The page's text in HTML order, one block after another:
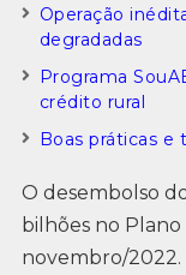
Operação
degradadas
Programa
crédito rural
Boas práticas
O desembolso
bilhões no
novembro/2022.